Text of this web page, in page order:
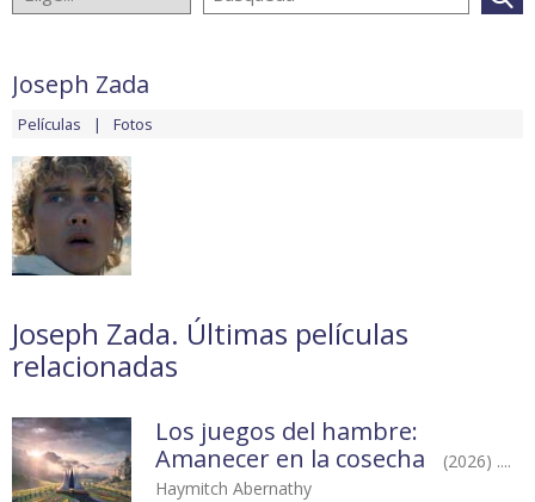
Joseph Zada
Películas Fotos
Joseph Zada. Últimas películas
relacionadas
Los juegos del hambre:
Amanecer en la cosecha
(2026) ....
Haymitch Abernathy